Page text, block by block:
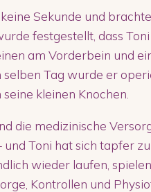
Sekunde und
festgestellt, dass
am Vorderbein und
selben Tag wurde er
kleinen Knochen.
die medizinische
und Toni hat sich tapfer
wieder laufen,
Kontrollen und